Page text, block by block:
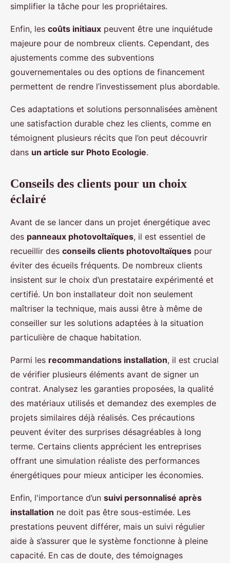
simplifier la tâche pour les propriétaires.
Enfin, les coûts initiaux peuvent être une inquiétude
majeure pour de nombreux clients. Cependant, des
ajustements comme des subventions
gouvernementales ou des options de financement
permettent de rendre l’investissement plus abordable.
Ces adaptations et solutions personnalisées amènent
une satisfaction durable chez les clients, comme en
témoignent plusieurs récits que l’on peut découvrir
dans un article sur Photo Ecologie.
Conseils des clients pour un choix
éclairé
Avant de se lancer dans un projet énergétique avec
des panneaux photovoltaïques, il est essentiel de
recueillir des conseils clients photovoltaïques pour
éviter des écueils fréquents. De nombreux clients
insistent sur le choix d’un prestataire expérimenté et
certifié. Un bon installateur doit non seulement
maîtriser la technique, mais aussi être à même de
conseiller sur les solutions adaptées à la situation
particulière de chaque habitation.
Parmi les recommandations installation, il est crucial
de vérifier plusieurs éléments avant de signer un
contrat. Analysez les garanties proposées, la qualité
des matériaux utilisés et demandez des exemples de
projets similaires déjà réalisés. Ces précautions
peuvent éviter des surprises désagréables à long
terme. Certains clients apprécient les entreprises
offrant une simulation réaliste des performances
énergétiques pour mieux anticiper les économies.
Enfin, l'importance d’un suivi personnalisé après
installation ne doit pas être sous-estimée. Les
prestations peuvent différer, mais un suivi régulier
aide à s’assurer que le système fonctionne à pleine
capacité. En cas de doute, des témoignages